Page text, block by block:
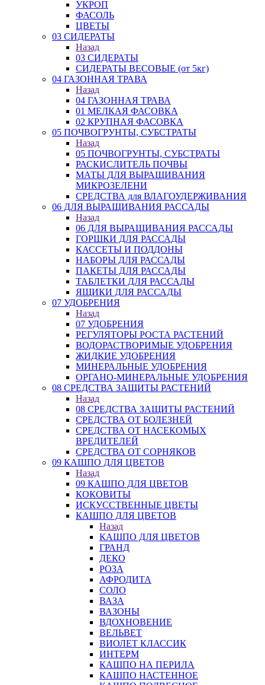
УКРОП
ФАСОЛЬ
ЦВЕТЫ
03 СИДЕРАТЫ
Назад
03 СИДЕРАТЫ
СИДЕРАТЫ ВЕСОВЫЕ (от 5кг)
04 ГАЗОННАЯ ТРАВА
Назад
04 ГАЗОННАЯ ТРАВА
01 МЕЛКАЯ ФАСОВКА
02 КРУПНАЯ ФАСОВКА
05 ПОЧВОГРУНТЫ, СУБСТРАТЫ
Назад
05 ПОЧВОГРУНТЫ, СУБСТРАТЫ
РАСКИСЛИТЕЛЬ ПОЧВЫ
МАТЫ ДЛЯ ВЫРАЩИВАНИЯ
МИКРОЗЕЛЕНИ
СРЕДСТВА для ВЛАГОУДЕРЖИВАНИЯ
06 ДЛЯ ВЫРАЩИВАНИЯ РАССАДЫ
Назад
06 ДЛЯ ВЫРАЩИВАНИЯ РАССАДЫ
ГОРШКИ ДЛЯ РАССАДЫ
КАССЕТЫ И ПОДДОНЫ
НАБОРЫ ДЛЯ РАССАДЫ
ПАКЕТЫ ДЛЯ РАССАДЫ
ТАБЛЕТКИ ДЛЯ РАССАДЫ
ЯЩИКИ ДЛЯ РАССАДЫ
07 УДОБРЕНИЯ
Назад
07 УДОБРЕНИЯ
РЕГУЛЯТОРЫ РОСТА РАСТЕНИЙ
ВОДОРАСТВОРИМЫЕ УДОБРЕНИЯ
ЖИДКИЕ УДОБРЕНИЯ
МИНЕРАЛЬНЫЕ УДОБРЕНИЯ
ОРГАНО-МИНЕРАЛЬНЫЕ УДОБРЕНИЯ
08 СРЕДСТВА ЗАЩИТЫ РАСТЕНИЙ
Назад
08 СРЕДСТВА ЗАЩИТЫ РАСТЕНИЙ
СРЕДСТВА ОТ БОЛЕЗНЕЙ
СРЕДСТВА ОТ НАСЕКОМЫХ
ВРЕДИТЕЛЕЙ
СРЕДСТВА ОТ СОРНЯКОВ
09 КАШПО ДЛЯ ЦВЕТОВ
Назад
09 КАШПО ДЛЯ ЦВЕТОВ
КОКОВИТЫ
ИСКУССТВЕННЫЕ ЦВЕТЫ
КАШПО ДЛЯ ЦВЕТОВ
Назад
КАШПО ДЛЯ ЦВЕТОВ
ГРАНД
ДЕКО
РОЗА
АФРОДИТА
СОЛО
ВАЗА
ВАЗОНЫ
ВДОХНОВЕНИЕ
ВЕЛЬВЕТ
ВИОЛЕТ КЛАССИК
ИНТЕРМ
КАШПО НА ПЕРИЛА
КАШПО НАСТЕННОЕ